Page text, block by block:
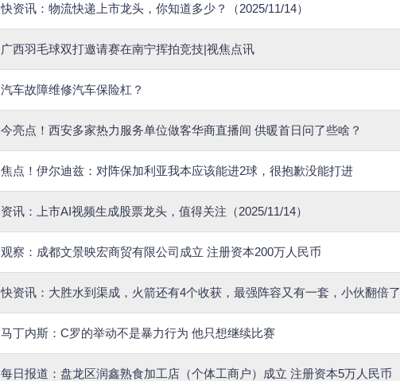
快资讯：物流快递上市龙头，你知道多少？（2025/11/14）
广西羽毛球双打邀请赛在南宁挥拍竞技|视焦点讯
汽车故障维修汽车保险杠？
今亮点！西安多家热力服务单位做客华商直播间 供暖首日问了些啥？
焦点！伊尔迪兹：对阵保加利亚我本应该能进2球，很抱歉没能打进
资讯：上市AI视频生成股票龙头，值得关注（2025/11/14）
观察：成都文景映宏商贸有限公司成立 注册资本200万人民币
快资讯：大胜水到渠成，火箭还有4个收获，最强阵容又有一套，小伙翻倍了
马丁内斯：C罗的举动不是暴力行为 他只想继续比赛
每日报道：盘龙区润鑫熟食加工店（个体工商户）成立 注册资本5万人民币